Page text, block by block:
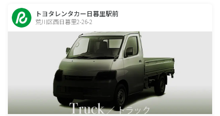
トヨタレンタカー日暮里駅前
荒川区西日暮里2-26-2